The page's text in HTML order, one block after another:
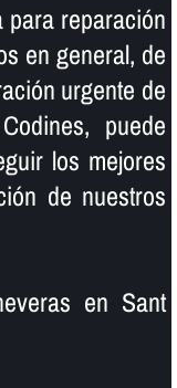
para reparación
en general, de
urgente de
puede
los mejores
de nuestros
en Sant